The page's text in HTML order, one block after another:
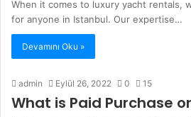
When it comes to luxury yacht rentals,
for anyone in Istanbul. Our expertise…
Devamını Oku »
admin Eylül 26, 2022 0 15
What is Paid Purchase